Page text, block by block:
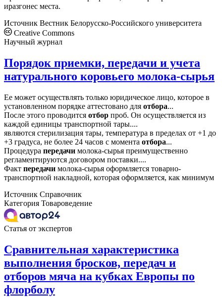
иразгонес места.
Источник Вестник Белорусско-Российского университета
Creative Commons
Научный журнал
Порядок приемки, передачи и учета
натурального коровьего молока-сырья
Ее может осуществлять только юридическое лицо, которое в
установленном порядке аттестовано для отбора...
После этого проводится отбор проб. Он осуществляется из
каждой единицы транспортной тары....
являются стерилизация тары, температура в пределах от +1 до
+3 градуса, не более 24 часов с момента отбора...
Процедура передачи молока-сырья преимущественно
регламентируются договором поставки....
Факт передачи молока-сырья оформляется товарно-
транспортной накладной, которая оформляется, как минимум
Источник Справочник
Категория Товароведение
Статья от экспертов
Сравнительная характеристика
выполнения бросков, передач и
отборов мяча на кубках Европы по
флорболу